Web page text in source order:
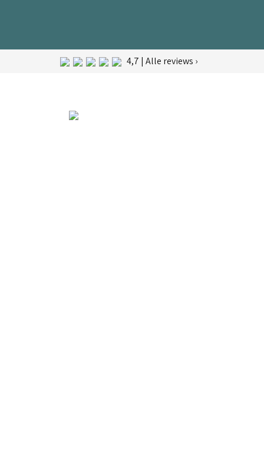
4,7 | Alle reviews ›